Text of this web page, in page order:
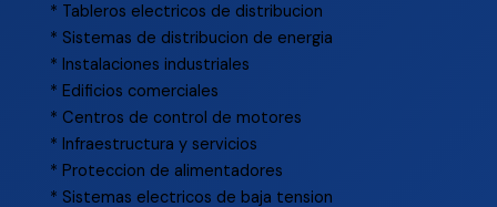
* Tableros electricos de distribucion
* Sistemas de distribucion de energia
* Instalaciones industriales
* Edificios comerciales
* Centros de control de motores
* Infraestructura y servicios
* Proteccion de alimentadores
* Sistemas electricos de baja tension